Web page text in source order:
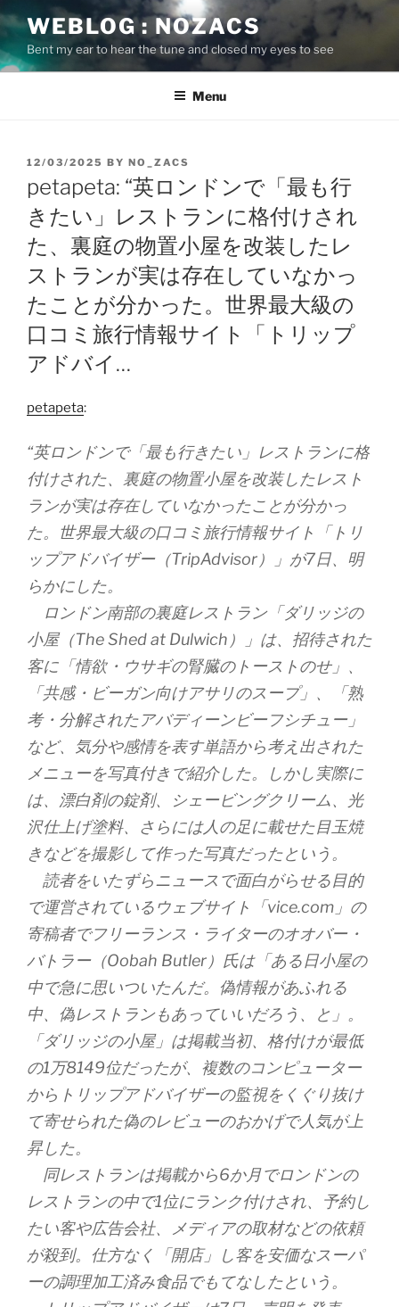
Skip
to
content
WEBLOG : NOZACS
Bent my ear to hear the tune and closed my eyes to see
Menu
POSTED
12/03/2025 BY NO_ZACS
petapeta: “英ロンドンで「最も行
きたい」レストランに格付けされ
た、裏庭の物置小屋を改装したレ
ストランが実は存在していなかっ
たことが分かった。世界最大級の
口コミ旅行情報サイト「トリップ
アドバイ…
petapeta:
“英ロンドンで「最も行きたい」レストランに格
付けされた、裏庭の物置小屋を改装したレスト
ランが実は存在していなかったことが分かっ
た。世界最大級の口コミ旅行情報サイト「トリ
ップアドバイザー（TripAdvisor）」が7日、明
らかにした。
ロンドン南部の裏庭レストラン「ダリッジの
小屋（The Shed at Dulwich）」は、招待された
客に「情欲・ウサギの腎臓のトーストのせ」、
「共感・ビーガン向けアサリのスープ」、「熟
考・分解されたアバディーンビーフシチュー」
など、気分や感情を表す単語から考え出された
メニューを写真付きで紹介した。しかし実際に
は、漂白剤の錠剤、シェービングクリーム、光
沢仕上げ塗料、さらには人の足に載せた目玉焼
きなどを撮影して作った写真だったという。
読者をいたずらニュースで面白がらせる目的
で運営されているウェブサイト「vice.com」の
寄稿者でフリーランス・ライターのオオバー・
バトラー（Oobah Butler）氏は「ある日小屋の
中で急に思いついたんだ。偽情報があふれる
中、偽レストランもあっていいだろう、と」。
「ダリッジの小屋」は掲載当初、格付けが最低
の1万8149位だったが、複数のコンピューター
からトリップアドバイザーの監視をくぐり抜け
て寄せられた偽のレビューのおかげで人気が上
昇した。
同レストランは掲載から6か月でロンドンの
レストランの中で1位にランク付けされ、予約し
たい客や広告会社、メディアの取材などの依頼
が殺到。仕方なく「開店」し客を安価なスーパ
ーの調理加工済み食品でもてなしたという。